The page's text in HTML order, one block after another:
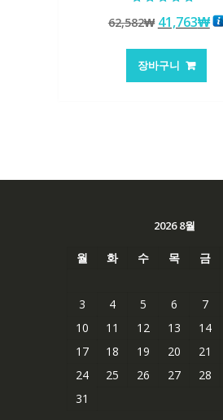
5.00
로 평가됨
62,582₩ 원
가
격:
41,763₩현
장바구니
2026 8월
월 화 수 목 금
3
4 5 6 7
10
11 12 13 14
17
18 19 20 21
24
25 26 27 28
31